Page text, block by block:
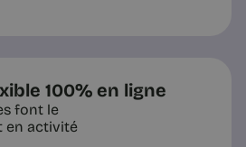
100% en ligne
font le
en activité